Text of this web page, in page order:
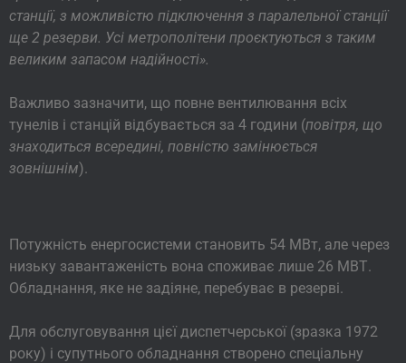
станції, з можливістю підключення з паралельної станції
ще 2 резерви. Усі метрополітени проєктуються з таким
великим запасом надійності».
Важливо зазначити, що повне вентилювання всіх
тунелів і станцій відбувається за 4 години (повітря, що
знаходиться всередині, повністю замінюється
зовнішнім).
Потужність енергосистеми становить 54 МВт, але через
низьку завантаженість вона споживає лише 26 МВТ.
Обладнання, яке не задіяне, перебуває в резерві.
Для обслуговування цієї диспетчерської (зразка 1972
року) і супутнього обладнання створено спеціальну